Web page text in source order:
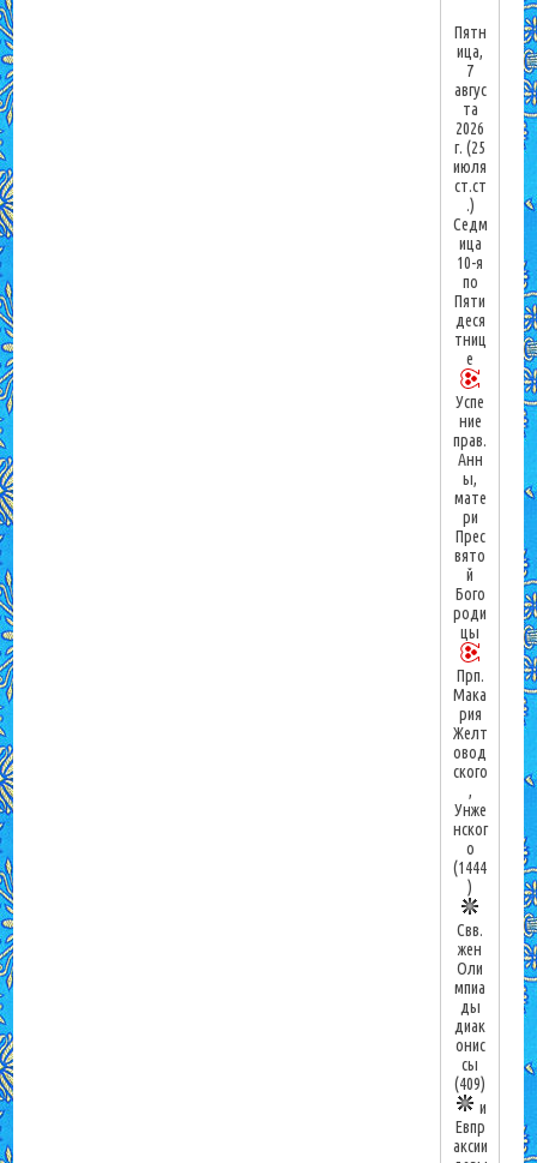
Пятн
ица,
7
авгус
та
2026
г.(25
июля
ст.ст
.)
Седм
ица
10-я
по
Пяти
деся
тниц
е
Успе
ние
прав.
Анн
ы,
мате
ри
Прес
вято
й
Бого
роди
цы
Прп.
Мака
рия
Желт
овод
ского
,
Унже
нског
о
(1444
)
Свв.
жен
Оли
мпиа
ды
диак
онис
сы
(409)
и
Евпр
аксии